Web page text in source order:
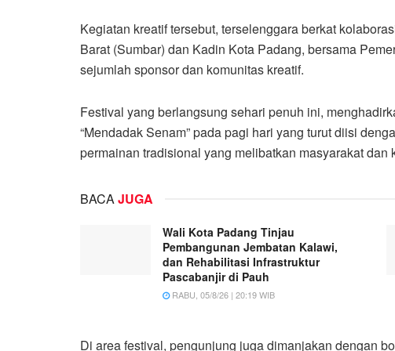
Kegiatan kreatif tersebut, terselenggara berkat
Barat (Sumbar) dan Kadin Kota Padang, bersama
sejumlah sponsor dan komunitas kreatif.
Festival yang berlangsung sehari penuh ini,
“Mendadak Senam” pada pagi hari yang turut diisi
permainan tradisional yang melibatkan masyarakat dan
BACAJUGA
Wali Kota Padang Tinjau
Pembangunan Jembatan Kalawi,
dan Rehabilitasi Infrastruktur
Pascabanjir di Pauh
RABU, 05/8/26 | 20:19 WIB
Di area festival, pengunjung juga dimanjakan dengan